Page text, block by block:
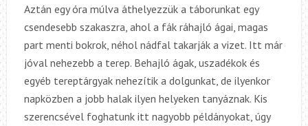
Aztán egy óra múlva áthelyezzük a táborunkat egy
csendesebb szakaszra, ahol a fák ráhajló ágai, magas
part menti bokrok, néhol nádfal takarják a vizet. Itt már
jóval nehezebb a terep. Behajló ágak, uszadékok és
egyéb tereptárgyak nehezítik a dolgunkat, de ilyenkor
napközben a jobb halak ilyen helyeken tanyáznak. Kis
szerencsével foghatunk itt nagyobb példányokat, úgy